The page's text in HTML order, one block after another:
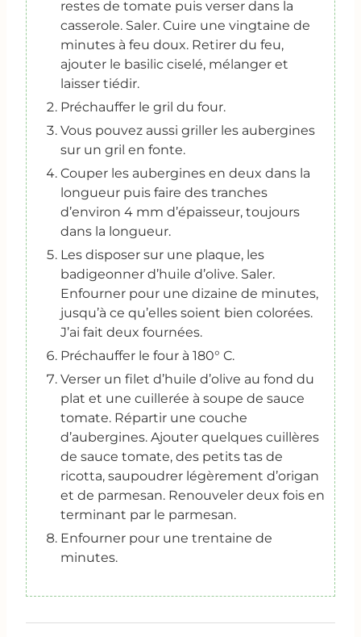
restes de tomate puis verser dans la
casserole. Saler. Cuire une vingtaine de
minutes à feu doux. Retirer du feu,
ajouter le basilic ciselé, mélanger et
laisser tiédir.
Préchauffer le gril du four.
Vous pouvez aussi griller les aubergines
sur un gril en fonte.
Couper les aubergines en deux dans la
longueur puis faire des tranches
d’environ 4 mm d’épaisseur, toujours
dans la longueur.
Les disposer sur une plaque, les
badigeonner d’huile d’olive. Saler.
Enfourner pour une dizaine de minutes,
jusqu’à ce qu’elles soient bien colorées.
J’ai fait deux fournées.
Préchauffer le four à 180° C.
Verser un filet d’huile d’olive au fond du
plat et une cuillerée à soupe de sauce
tomate. Répartir une couche
d’aubergines. Ajouter quelques cuillères
de sauce tomate, des petits tas de
ricotta, saupoudrer légèrement d’origan
et de parmesan. Renouveler deux fois en
terminant par le parmesan.
Enfourner pour une trentaine de
minutes.